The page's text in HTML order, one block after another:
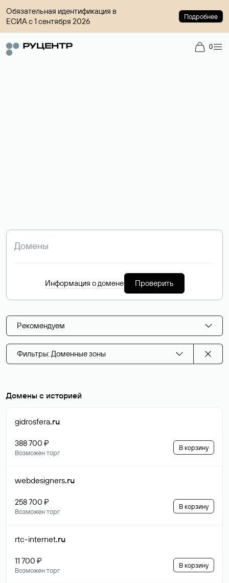
Обязательная идентификация в
ЕСИА с 1 сентября 2026
Подробнее
0
Информация о домене Проверить
Рекомендуем
Фильтры: Доменные зоны
Домены с историей
gidrosfera.ru
388 700 ₽
Возможен торг
В корзину
webdesigners.ru
258 700 ₽
Возможен торг
В корзину
rtc-internet.ru
11 700 ₽
Возможен торг
В корзину